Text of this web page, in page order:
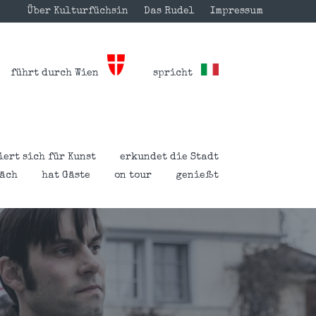
Über Kulturfüchsin Das Rudel Impressum
führt durch Wien spricht
sich für Kunst
erkundet die Stadt
hat Gäste on tour genießt